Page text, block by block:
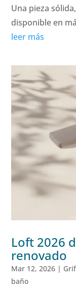
Una pieza
disponible en
leer más
Loft 2026
renovado
Mar 12, 2026 |
baño